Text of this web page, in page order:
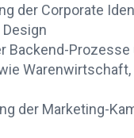
der Corporate
Backend-Prozesse
Warenwirtschaft,
der Marketing-